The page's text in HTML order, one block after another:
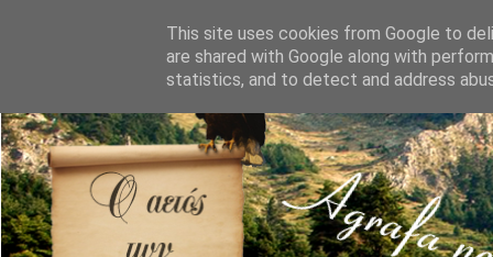
This site uses cookies from Google to
are shared with Google along with
statistics, and to detect and address